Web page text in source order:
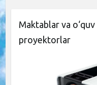
Maktablar va
proyektorlar